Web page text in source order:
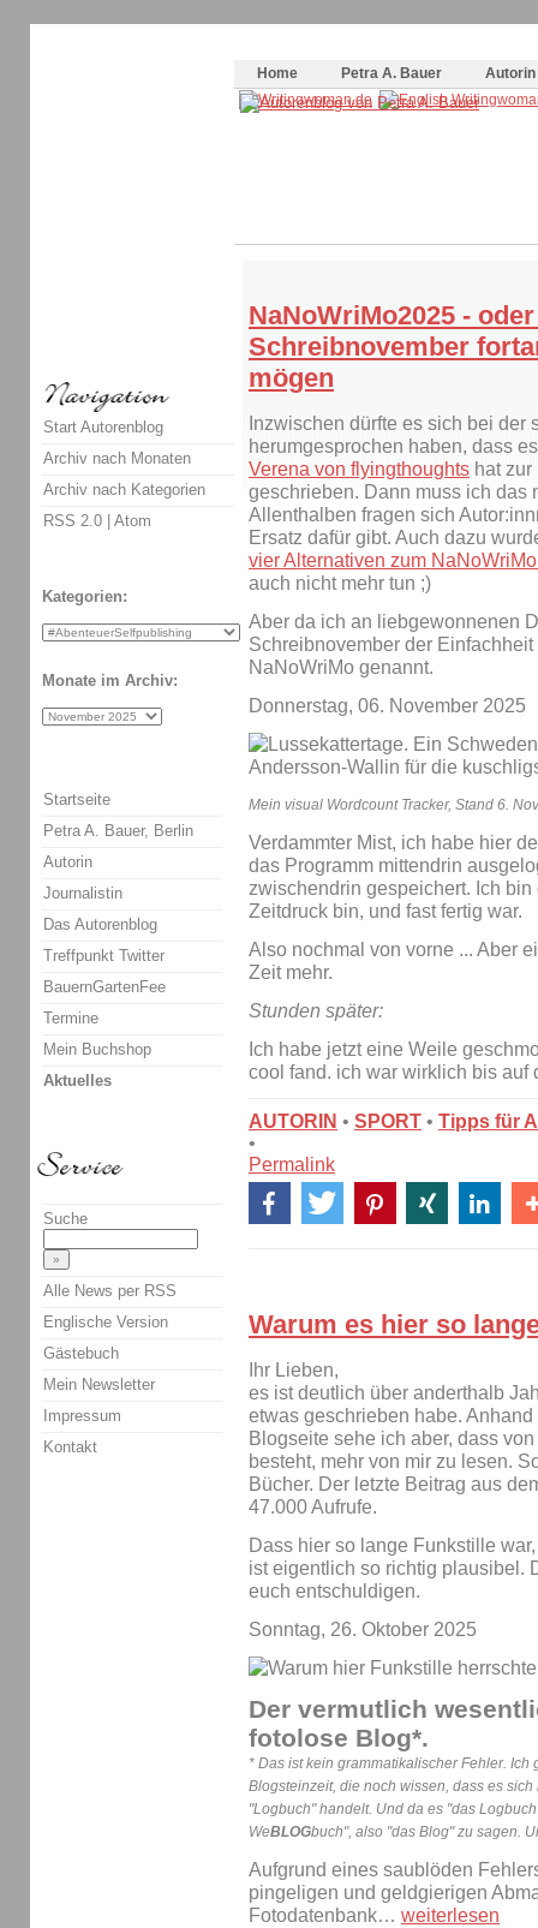
Home
Petra A. Bauer Autorin
NaNoWriMo2025 -
Schreibnovember
mögen
Inzwischen dürfte es sich bei der
herumgesprochen haben, dass
Verena von flyingthoughts hat
geschrieben. Dann muss ich das
Allenthalben fragen sich
Ersatz dafür gibt. Auch dazu
vier Alternativen zum
auch nicht mehr tun ;)
Aber da ich an liebgewonnenen
Schreibnovember der
NaNoWriMo genannt.
Donnerstag, 06. November 2025
Mein visual Wordcount Tracker, Stand 6.
Verdammter Mist, ich habe hier
das Programm mittendrin
zwischendrin gespeichert. Ich
Zeitdruck bin, und fast fertig war.
Also nochmal von vorne ... Aber
Zeit mehr.
Stunden später:
Ich habe jetzt eine Weile
cool fand. ich war wirklich bis
AUTORIN • SPORT • Tipps für
•
Permalink
Warum es hier so
Ihr Lieben,
es ist deutlich über anderthalb
etwas geschrieben habe.
Blogseite sehe ich aber, dass
besteht, mehr von mir zu lesen.
Bücher. Der letzte Beitrag aus
47.000 Aufrufe.
Dass hier so lange Funkstille
ist eigentlich so richtig plausibel.
euch entschuldigen.
Sonntag, 26. Oktober 2025
Der vermutlich
fotolose Blog*.
* Das ist kein grammatikalischer Fehler.
Blogsteinzeit, die noch wissen, dass es
"Logbuch" handelt. Und da es "das
WeBLOGbuch", also "das Blog" zu sagen.
Aufgrund eines saublöden
pingeligen und geldgierigen
Fotodatenbank… weiterlesen
Start Autorenblog
Archiv nach Monaten
Archiv nach Kategorien
RSS 2.0 | Atom
Kategorien:
Monate im Archiv:
Startseite
Petra A. Bauer, Berlin
Autorin
Journalistin
Das Autorenblog
Treffpunkt Twitter
BauernGartenFee
Termine
Mein Buchshop
Aktuelles
Suche
Alle News per RSS
Englische Version
Gästebuch
Mein Newsletter
Impressum
Kontakt